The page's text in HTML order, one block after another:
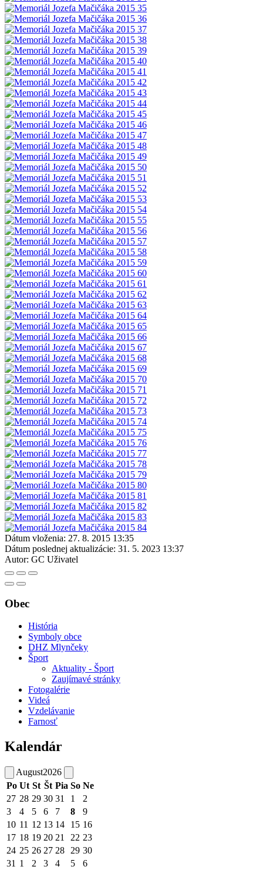
Dátum vloženia: 27. 8. 2015 13:35
Dátum poslednej aktualizácie: 31. 5. 2023 13:37
Autor: GC Uživatel
Obec
História
Symboly obce
DHZ Mlynčeky
Šport
Aktuality - Šport
Zaujímavé stránky
Fotogalérie
Videá
Vzdelávanie
Farnosť
Kalendár
August2026
Po Ut St Št Pia So Ne
27 28 29 30 31 1
2
3
4 5 6 7 8
9
10 11 12 13 14 15 16
17 18 19 20 21 22 23
24 25 26 27 28 29 30
31 1 2 3 4 5 6